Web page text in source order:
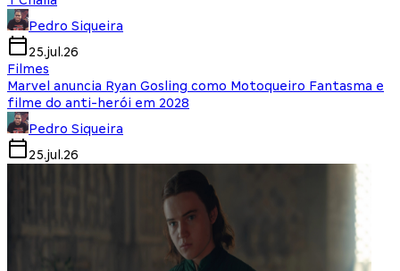
Pedro Siqueira
25.jul.26
Filmes
Marvel anuncia Ryan Gosling como Motoqueiro Fantasma e
filme do anti-herói em 2028
Pedro Siqueira
25.jul.26